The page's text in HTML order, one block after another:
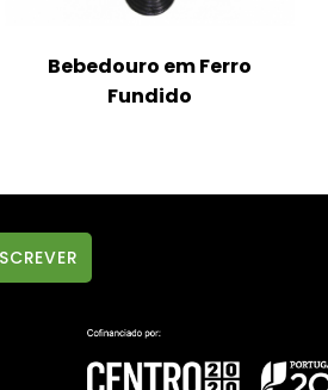
Bebedouro em Ferro
Fundido